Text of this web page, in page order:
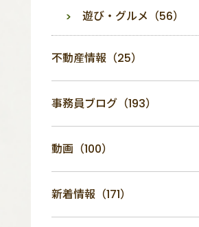
遊び・グルメ（56）
不動産情報（25）
事務員ブログ（193）
動画（100）
新着情報（171）